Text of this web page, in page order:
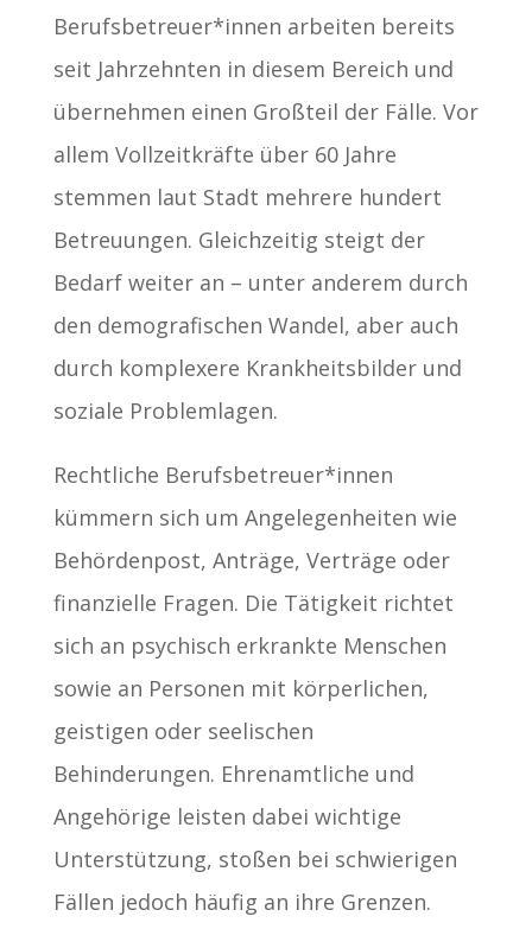
Berufsbetreuer*innen arbeiten bereits
seit Jahrzehnten in diesem Bereich und
übernehmen einen Großteil der Fälle. Vor
allem Vollzeitkräfte über 60 Jahre
stemmen laut Stadt mehrere hundert
Betreuungen. Gleichzeitig steigt der
Bedarf weiter an – unter anderem durch
den demografischen Wandel, aber auch
durch komplexere Krankheitsbilder und
soziale Problemlagen.
Rechtliche Berufsbetreuer*innen
kümmern sich um Angelegenheiten wie
Behördenpost, Anträge, Verträge oder
finanzielle Fragen. Die Tätigkeit richtet
sich an psychisch erkrankte Menschen
sowie an Personen mit körperlichen,
geistigen oder seelischen
Behinderungen. Ehrenamtliche und
Angehörige leisten dabei wichtige
Unterstützung, stoßen bei schwierigen
Fällen jedoch häufig an ihre Grenzen.